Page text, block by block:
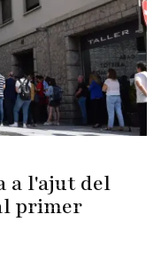
a l'ajut del
primer